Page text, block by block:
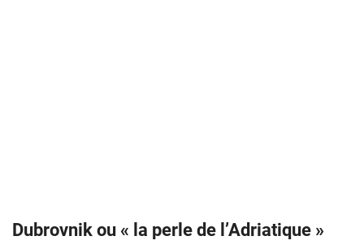
Dubrovnik ou « la perle de l’Adriatique »